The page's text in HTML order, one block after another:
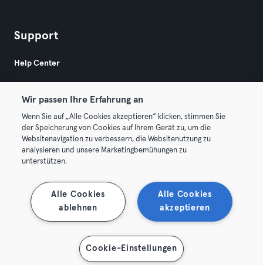
Support
Help Center
© 2026 Urban Sports Group GmbH. All rights reserved.
AGB Datenschutz
Vertrag hier kündigen Hier Verträge widerrufen
Wir passen Ihre Erfahrung an
Wenn Sie auf „Alle Cookies akzeptieren“ klicken, stimmen Sie
der Speicherung von Cookies auf Ihrem Gerät zu, um die
Websitenavigation zu verbessern, die Websitenutzung zu
analysieren und unsere Marketingbemühungen zu
unterstützen.
Alle Cookies
akzeptieren
Alle Cookies
ablehnen
Cookie-Einstellungen